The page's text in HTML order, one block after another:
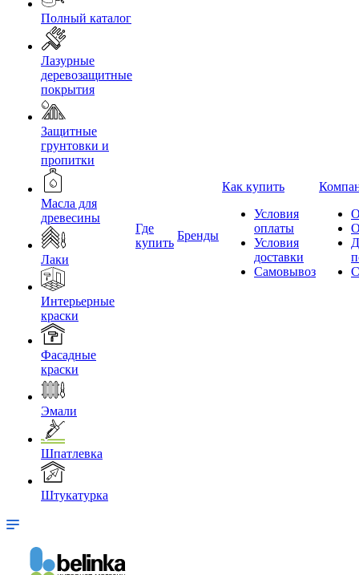
Полный каталог
Лазурные
деревозащитные
покрытия
Защитные
грунтовки и
пропитки
Масла для
древесины
Лаки
Интерьерные
краски
Фасадные
краски
Эмали
Шпатлевка
Штукатурка
Где
купить
Бренды
Как купить
Условия
оплаты
Условия
доставки
Самовывоз